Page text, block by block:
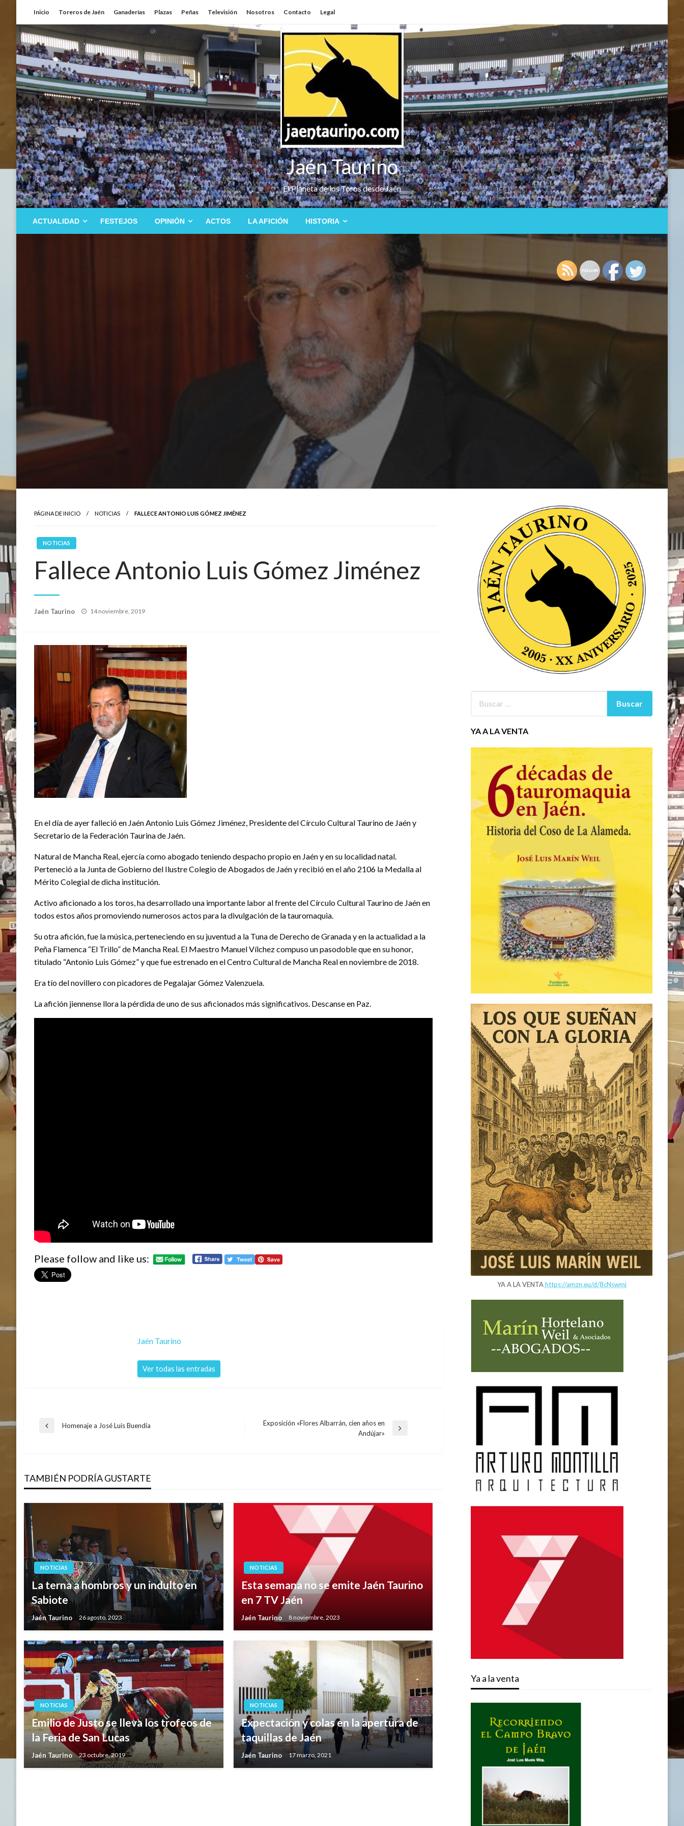
contenido
Inicio Toreros de Jaén Ganaderías Plazas Peñas Televisión Nosotros Contacto Legal
Jaén Taurino
El Planeta de los Toros desde Jaén
ACTUALIDAD FESTEJOS OPINIÓN ACTOS LA AFICIÓN HISTORIA
PÁGINA DE INICIO NOTICIAS FALLECE ANTONIO LUIS GÓMEZ JIMÉNEZ
NOTICIAS
Fallece Antonio Luis Gómez Jiménez
Jaén Taurino
Publicado
14 noviembre, 2019
En el día de ayer falleció en Jaén Antonio Luis Gómez Jiménez, Presidente del Círculo Cultural Taurino de Jaén y
Secretario de la Federación Taurina de Jaén.
Natural de Mancha Real, ejercía como abogado teniendo despacho propio en Jaén y en su localidad natal.
Perteneció a la Junta de Gobierno del Ilustre Colegio de Abogados de Jaén y recibió en el año 2106 la Medalla al
Mérito Colegial de dicha institución.
Activo aficionado a los toros, ha desarrollado una importante labor al frente del Círculo Cultural Taurino de Jaén en
todos estos años promoviendo numerosos actos para la divulgación de la tauromaquia.
Su otra afición, fue la música, perteneciendo en su juventud a la Tuna de Derecho de Granada y en la actualidad a la
Peña Flamenca “El Trillo” de Mancha Real. El Maestro Manuel Vílchez compuso un pasodoble que en su honor,
titulado “Antonio Luis Gómez” y que fue estrenado en el Centro Cultural de Mancha Real en noviembre de 2018.
Era tío del novillero con picadores de Pegalajar Gómez Valenzuela.
La afición jiennense llora la pérdida de uno de sus aficionados más significativos. Descanse en Paz.
Please follow and like us:
Jaén Taurino
Ver todas las entradas
Navegación
entradas
Entrada
Homenaje a José Luis Buendía
Exposición «Flores Albarrán, cien años en
Andújar»
TAMBIÉN PODRÍA GUSTARTE
NOTICIAS
La terna a hombros y un indulto en
Sabiote
Jaén Taurino 26 agosto, 2023
NOTICIAS
Esta semana no se emite Jaén Taurino
en 7 TV Jaén
Jaén Taurino 8 noviembre, 2023
NOTICIAS
Emilio de Justo se lleva los trofeos de
la Feria de San Lucas
Jaén Taurino 23 octubre, 2019
NOTICIAS
Expectación y colas en la apertura de
taquillas de Jaén
Jaén Taurino 17 marzo, 2021
YA A LA VENTA
YA A LA VENTAhttps://amzn.eu/d/8cNswmj
Ya a la venta